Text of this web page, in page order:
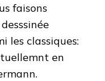
faisons
les classiques:
en